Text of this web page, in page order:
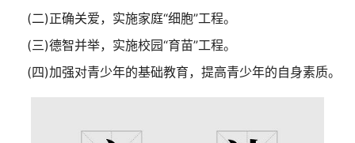
(二)正确关爱，实施家庭“细胞”工程。
(三)德智并举，实施校园“育苗”工程。
(四)加强对青少年的基础教育，提高青少年的自身素质。